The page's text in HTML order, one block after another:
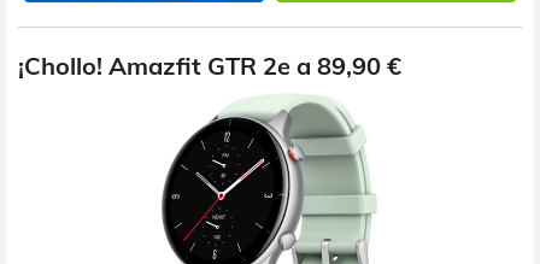
¡Chollo! Amazfit GTR 2e a 89,90 €